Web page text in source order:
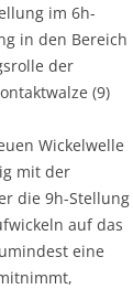
im 6h-
in den Bereich
der
(9)
Wickelwelle
mit der
die 9h-Stellung
auf das
eine